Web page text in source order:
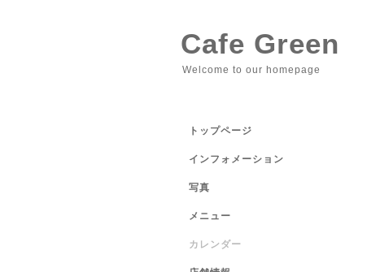
Cafe Green
Welcome to our homepage
トップページ
インフォメーション
写真
メニュー
カレンダー